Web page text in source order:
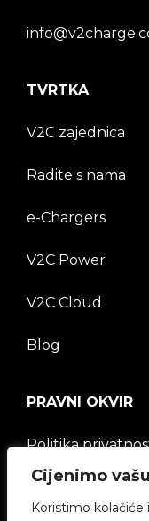
Cijenimo
Koristimo
TVRTKA
V2C zajednica
Radite s nama
e-Chargers
V2C Power
V2C Cloud
Blog
PRAVNI OKVIR
Politika
Pravna